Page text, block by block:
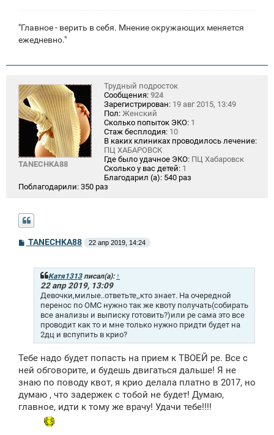
"Главное - верить в себя. Мнение окружающих меняется
ежедневно."
TANECHKA88
Трудный подросток
Сообщения: 924
Зарегистрирован: 19 авг 2015, 13:49
Пол: Женский
Сколько попыток ЭКО: 1
Стаж бесплодия: 10
В каких клиниках проводилось лечение:
ПЦ ХАБАРОВСК
Где было удачное ЭКО: ПЦ Хабаровск
Сколько у вас детей: 1
Благодарил (а): 540 раз
Поблагодарили: 350 раз
СTANECHKA88 22 апр 2019, 14:24
Катя1313писал(а): ↑
22 апр 2019, 13:09
Девочки,милые..ответьте,,кто знает. На очередной
перенос по ОМС нужно так же квоту получать(собирать
все анализы и выписку готовить?)или ре сама это все
проводит как то и мне только нужно придти будет на
2дц и вспупить в крио?
Тебе надо будет попасть на прием к ТВОЕЙ ре. Все с
ней обговорите, и будешь двигаться дальше! Я не
знаю по поводу квот, я крио делала платно в 2017, но
думаю , что задержек с тобой не будет! Думаю,
главное, идти к тому же врачу! Удачи тебе!!!!